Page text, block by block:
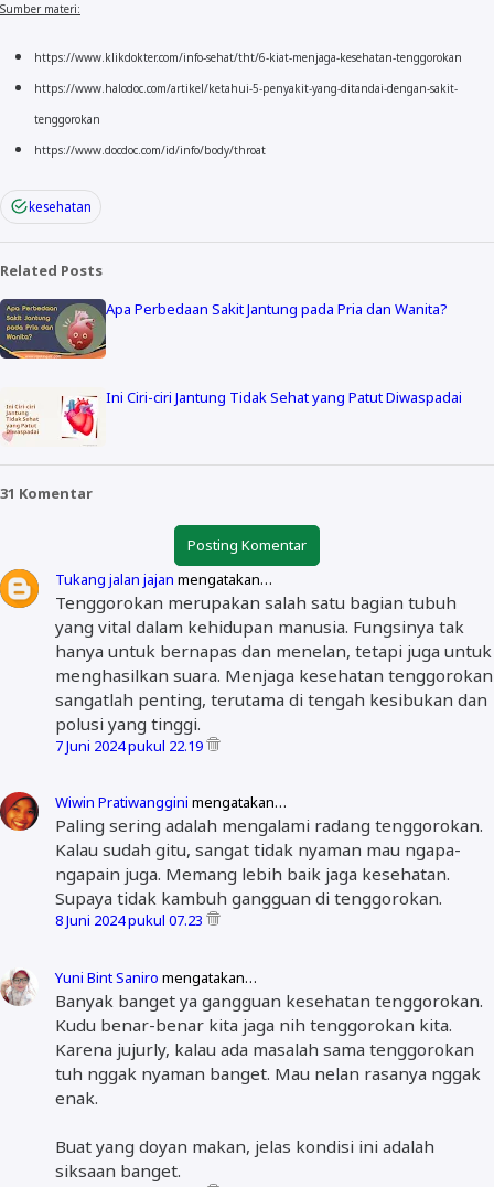
Sumber materi:
https://www.klikdokter.com/info-sehat/tht/6-kiat-menjaga-kesehatan-tenggorokan
https://www.halodoc.com/artikel/ketahui-5-penyakit-yang-ditandai-dengan-sakit-
tenggorokan
https://www.docdoc.com/id/info/body/throat
kesehatan
Related Posts
Apa Perbedaan Sakit Jantung pada Pria dan Wanita?
Ini Ciri-ciri Jantung Tidak Sehat yang Patut Diwaspadai
31 Komentar
Posting Komentar
Tukang jalan jajan mengatakan…
Tenggorokan merupakan salah satu bagian tubuh
yang vital dalam kehidupan manusia. Fungsinya tak
hanya untuk bernapas dan menelan, tetapi juga untuk
menghasilkan suara. Menjaga kesehatan tenggorokan
sangatlah penting, terutama di tengah kesibukan dan
polusi yang tinggi.
7 Juni 2024 pukul 22.19
Wiwin Pratiwanggini mengatakan…
Paling sering adalah mengalami radang tenggorokan.
Kalau sudah gitu, sangat tidak nyaman mau ngapa-
ngapain juga. Memang lebih baik jaga kesehatan.
Supaya tidak kambuh gangguan di tenggorokan.
8 Juni 2024 pukul 07.23
Yuni Bint Saniro mengatakan…
Banyak banget ya gangguan kesehatan tenggorokan.
Kudu benar-benar kita jaga nih tenggorokan kita.
Karena jujurly, kalau ada masalah sama tenggorokan
tuh nggak nyaman banget. Mau nelan rasanya nggak
enak.
Buat yang doyan makan, jelas kondisi ini adalah
siksaan banget.